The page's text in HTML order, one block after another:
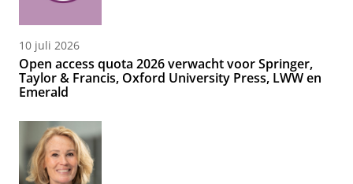
10 juli 2026
Open access quota 2026 verwacht voor Springer,
Taylor & Francis, Oxford University Press, LWW en
Emerald